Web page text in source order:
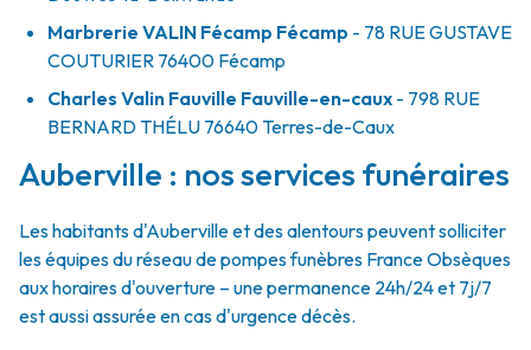
Marbrerie VALIN Fécamp Fécamp - 78 RUE GUSTAVE
COUTURIER 76400 Fécamp
Charles Valin Fauville Fauville-en-caux - 798 RUE
BERNARD THÉLU 76640 Terres-de-Caux
Auberville : nos services funéraires
Les habitants d'Auberville et des alentours peuvent solliciter
les équipes du réseau de pompes funèbres France Obsèques
aux horaires d'ouverture – une permanence 24h/24 et 7j/7
est aussi assurée en cas d'urgence décès.